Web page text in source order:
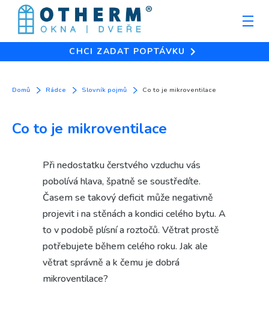
CHCI ZADAT POPTÁVKU
Domů Rádce Slovník pojmů Co to je mikroventilace
Co to je mikroventilace
Při nedostatku čerstvého vzduchu vás
pobolívá hlava, špatně se soustředíte.
Časem se takový deficit může negativně
projevit i na stěnách a kondici celého bytu. A
to v podobě plísní a roztočů. Větrat prostě
potřebujete během celého roku. Jak ale
větrat správně a k čemu je dobrá
mikroventilace?